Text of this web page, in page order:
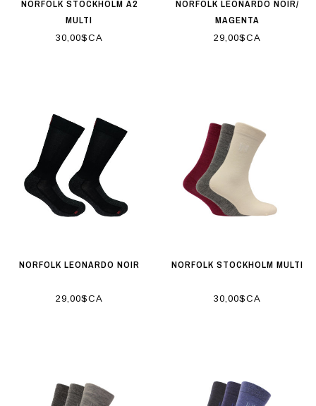
NORFOLK STOCKHOLM A2
MULTI
30,00$CA
NORFOLK LEONARDO NOIR/
MAGENTA
29,00$CA
NORFOLK LEONARDO NOIR
29,00$CA
NORFOLK STOCKHOLM MULTI
30,00$CA